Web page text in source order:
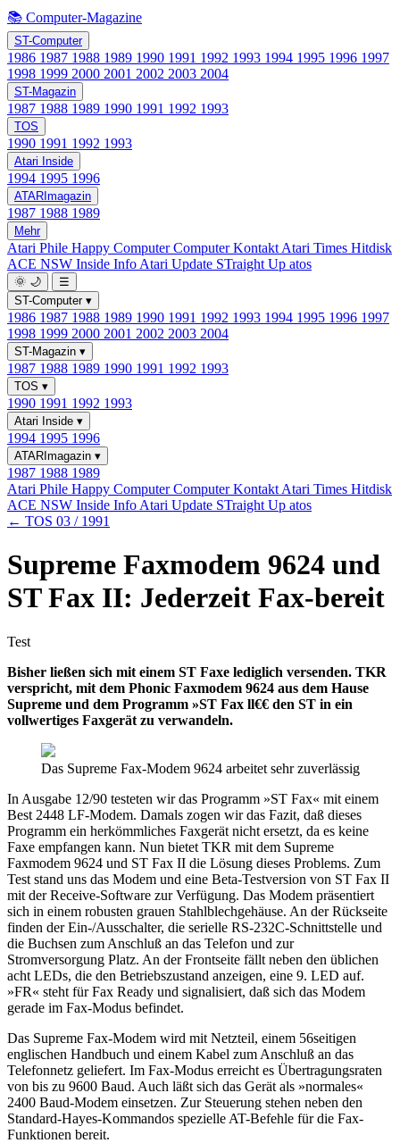
📚 Computer-Magazine
ST-Computer
1986 1987 1988 1989 1990 1991 1992 1993 1994 1995 1996 1997
1998 1999 2000 2001 2002 2003 2004
ST-Magazin
1987 1988 1989 1990 1991 1992 1993
TOS
1990 1991 1992 1993
Atari Inside
1994 1995 1996
ATARImagazin
1987 1988 1989
Mehr
Atari Phile Happy ComputerComputer Kontakt Atari Times Hitdisk
ACE NSW Inside Info Atari Update STraight Up atos
🌞 🌙
☰
ST-Computer ▾
1986 1987 1988 1989 1990 1991 1992 1993 1994 1995 1996 1997
1998 1999 2000 2001 2002 2003 2004
ST-Magazin ▾
1987 1988 1989 1990 1991 1992 1993
TOS ▾
1990 1991 1992 1993
Atari Inside ▾
1994 1995 1996
ATARImagazin ▾
1987 1988 1989
Atari Phile Happy ComputerComputer Kontakt Atari Times Hitdisk
ACE NSW Inside Info Atari Update STraight Up atos
← TOS 03 / 1991
Supreme Faxmodem 9624 und
ST Fax II: Jederzeit Fax-bereit
Test
Bisher ließen sich mit einem ST Faxe lediglich versenden. TKR
verspricht, mit dem Phonic Faxmodem 9624 aus dem Hause
Supreme und dem Programm »ST Fax ll€€ den ST in ein
vollwertiges Faxgerät zu verwandeln.
Das Supreme Fax-Modem 9624 arbeitet sehr zuverlässig
In Ausgabe 12/90 testeten wir das Programm »ST Fax« mit einem
Best 2448 LF-Modem. Damals zogen wir das Fazit, daß dieses
Programm ein herkömmliches Faxgerät nicht ersetzt, da es keine
Faxe empfangen kann. Nun bietet TKR mit dem Supreme
Faxmodem 9624 und ST Fax II die Lösung dieses Problems. Zum
Test stand uns das Modem und eine Beta-Testversion von ST Fax II
mit der Receive-Software zur Verfügung. Das Modem präsentiert
sich in einem robusten grauen Stahlblechgehäuse. An der Rückseite
finden der Ein-/Ausschalter, die serielle RS-232C-Schnittstelle und
die Buchsen zum Anschluß an das Telefon und zur
Stromversorgung Platz. An der Frontseite fällt neben den üblichen
acht LEDs, die den Betriebszustand anzeigen, eine 9. LED auf.
»FR« steht für Fax Ready und signalisiert, daß sich das Modem
gerade im Fax-Modus befindet.
Das Supreme Fax-Modem wird mit Netzteil, einem 56seitigen
englischen Handbuch und einem Kabel zum Anschluß an das
Telefonnetz geliefert. Im Fax-Modus erreicht es Übertragungsraten
von bis zu 9600 Baud. Auch läßt sich das Gerät als »normales«
2400 Baud-Modem einsetzen. Zur Steuerung stehen neben den
Standard-Hayes-Kommandos spezielle AT-Befehle für die Fax-
Funktionen bereit.